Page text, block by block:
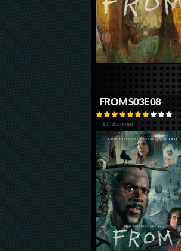
FROM S03E08
17 Stimmen